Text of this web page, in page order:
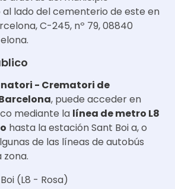
al lado del cementerio de este en
C-245, nº 79, 08840
- Crematori de
, puede acceder en
mediante la línea de metro L8
hasta la estación Sant Boi a, o
de las líneas de autobús
zona.
(L8 - Rosa)